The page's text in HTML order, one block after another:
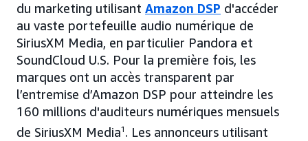
du marketing utilisant Amazon DSP d'accéder
au vaste portefeuille audio numérique de
SiriusXM Media, en particulier Pandora et
SoundCloud U.S. Pour la première fois, les
marques ont un accès transparent par
l’entremise d’Amazon DSP pour atteindre les
160 millions d'auditeurs numériques mensuels
de SiriusXM Media1 . Les annonceurs utilisant